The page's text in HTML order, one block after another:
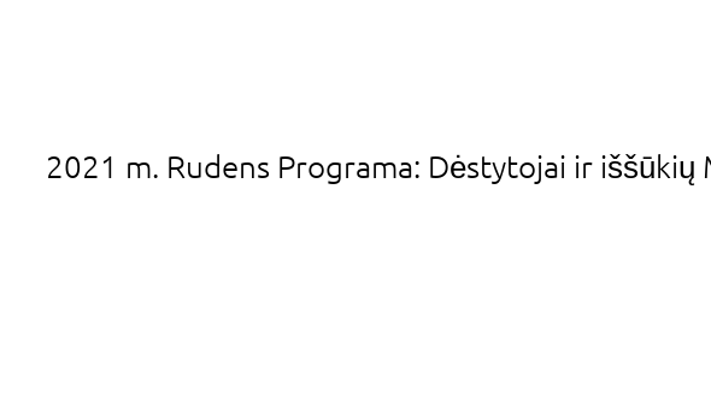
2021 m. Rudens Programa: Dėstytojai ir iššūkių